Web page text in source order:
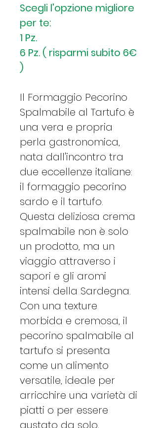
Scegli l'opzione migliore
per te:
1 Pz.
6 Pz. ( risparmi subito 6€
)
Il Formaggio Pecorino
Spalmabile al Tartufo è
una vera e propria
perla gastronomica,
nata dall'incontro tra
due eccellenze italiane:
il formaggio pecorino
sardo e il tartufo.
Questa deliziosa crema
spalmabile non è solo
un prodotto, ma un
viaggio attraverso i
sapori e gli aromi
intensi della Sardegna.
Con una texture
morbida e cremosa, il
pecorino spalmabile al
tartufo si presenta
come un alimento
versatile, ideale per
arricchire una varietà di
piatti o per essere
gustato da solo,